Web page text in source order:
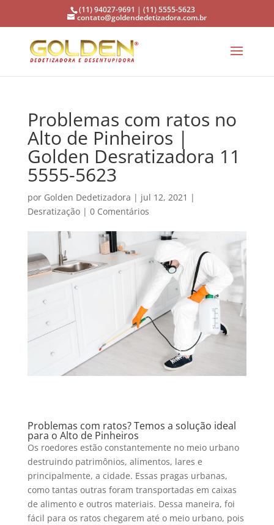
(11) 94027-9691 | (11) 5555-5623
contato@goldendedetizadora.com.br
Problemas com ratos no
Alto de Pinheiros |
Golden Desratizadora 11
5555-5623
por Golden Dedetizadora | jul 12, 2021 |
Desratização| 0 Comentários
Problemas com ratos? Temos a solução ideal
para o Alto de Pinheiros
Os roedores estão constantemente no meio urbano
destruindo patrimônios, alimentos, lares e
principalmente, a cidade. Essas pragas urbanas,
como tantas outras foram transportadas em caixas
de alimento e outros materiais. Dessa maneira, foi
fácil para os ratos chegarem até o meio urbano, pois